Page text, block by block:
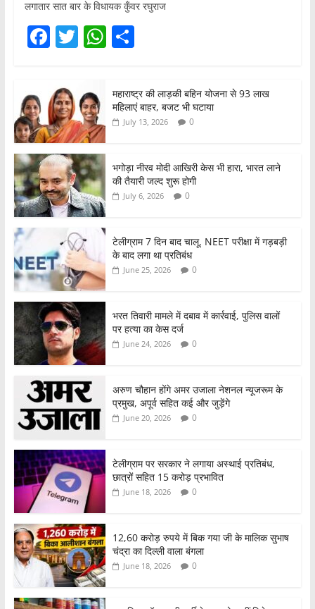
लगातार सात बार के विधायक कुँवर रघुराज
F
c
e
b
o
o
k
T
er
W
s
A
p
S
ar
e
महाराष्ट्र की लाड़की बहिन योजना से 93 लाख
महिलाएं बाहर, बजट भी घटाया
July 13, 2026 0
भगोड़ा नीरव मोदी आखिरी केस भी हारा, भारत लाने
की तैयारी जल्द शुरू होगी
July 6, 2026 0
टेलीग्राम 7 दिन बाद चालू, NEET परीक्षा में गड़बड़ी
के बाद लगा था प्रतिबंध
June 25, 2026 0
भरत तिवारी मामले में दबाव में कार्रवाई, पुलिस वालों
पर हत्या का केस दर्ज
June 24, 2026 0
अरुण चौहान होंगे अमर उजाला नेशनल न्यूजरूम के
प्रमुख, अपूर्व सहित कई और जुड़ेंगे
June 20, 2026 0
टेलीग्राम पर सरकार ने लगाया अस्थाई प्रतिबंध,
छात्रों सहित 15 करोड़ प्रभावित
June 18, 2026 0
12,60 करोड़ रुपये में बिक गया जी के मालिक सुभाष
चंद्रा का दिल्ली वाला बंगला
June 18, 2026 0